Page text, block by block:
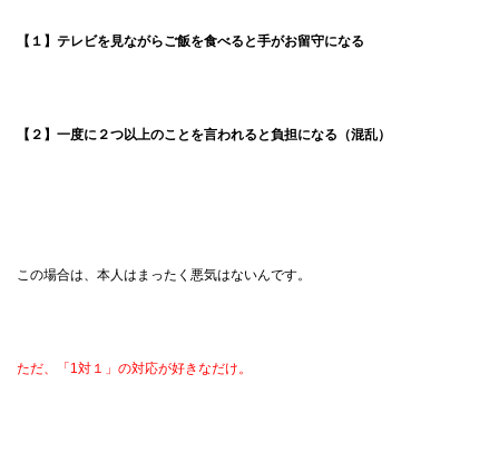
【１】テレビを見ながらご飯を食べると手がお留守になる
【２】一度に２つ以上のことを言われると負担になる（混乱）
この場合は、本人はまったく悪気はないんです。
ただ、「1対１」の対応が好きなだけ。